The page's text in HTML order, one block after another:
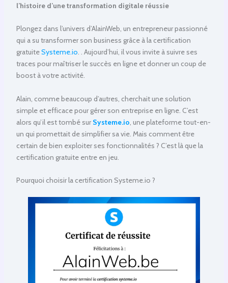
l’histoire d’une transformation digitale réussie
Plongez dans l’univers d’AlainWeb, un entrepreneur passionné
qui a su transformer son business grâce à la certification
gratuiteSysteme.io. . Aujourd’hui, il vous invite à suivre ses
traces pour maîtriser le succès en ligne et donner un coup de
boost à votre activité.
Alain, comme beaucoup d’autres, cherchait une solution
simple et efficace pour gérer son entreprise en ligne. C’est
alors qu’il est tombé sur Systeme.io , une plateforme tout-en-
un qui promettait de simplifier sa vie. Mais comment être
certain de bien exploiter ses fonctionnalités ? C’est là que la
certification gratuite entre en jeu.
Pourquoi choisir la certification Systeme.io ?